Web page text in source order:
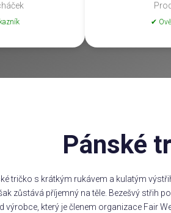
✔
Pánské
tričko s krátkým rukávem a kulatým
zůstává příjemný na těle. Bezešvý střih
výrobce, který je členem organizace Fair